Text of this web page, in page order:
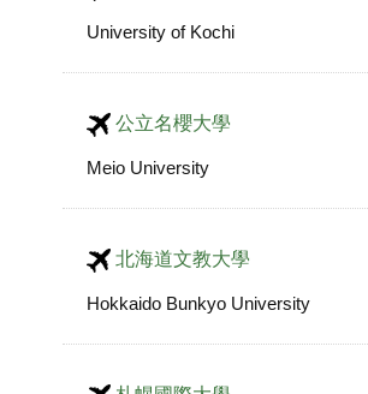
University of Kochi
公立名櫻大學
Meio University
北海道文教大學
Hokkaido Bunkyo University